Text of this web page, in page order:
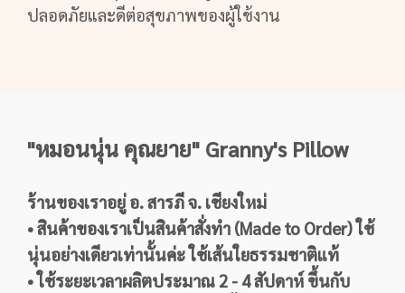
ปลอดภัยและดีต่อสุขภาพของผู้ใช้งาน
"หมอนนุ่น คุณยาย" Granny's Pillow
ร้านของเราอยู่ อ. สารภี จ. เชียงใหม่
• สินค้าของเราเป็นสินค้าสั่งทำ (Made to Order) ใช้
นุ่นอย่างเดียวเท่านั้นค่ะ ใช้เส้นใยธรรมชาติแท้
• ใช้ระยะเวลาผลิตประมาณ 2 - 4 สัปดาห์ ขึ้นกับ